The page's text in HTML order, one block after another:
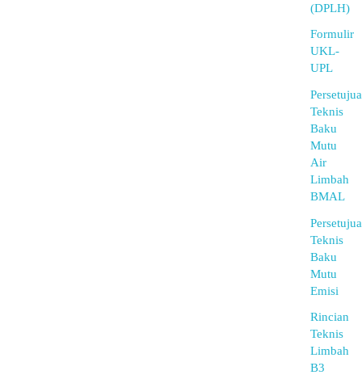
(DPLH)
Formulir
UKL-
UPL
Teknis
Baku
Mutu
Air
Limbah
BMAL
Teknis
Baku
Mutu
Emisi
Rincian
Teknis
Limbah
B3